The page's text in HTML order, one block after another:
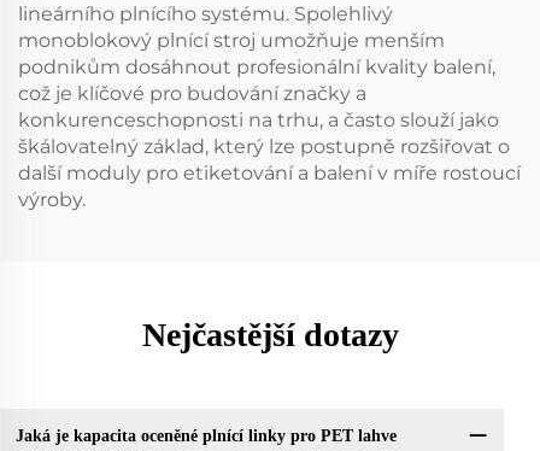
lineárního plnícího systému. Spolehlivý
monoblokový plnící stroj umožňuje menším
podnikům dosáhnout profesionální kvality balení,
což je klíčové pro budování značky a
konkurenceschopnosti na trhu, a často slouží jako
škálovatelný základ, který lze postupně rozšiřovat o
další moduly pro etiketování a balení v míře rostoucí
výroby.
Nejčastější dotazy
Jaká je kapacita oceněné plnící linky pro PET lahve